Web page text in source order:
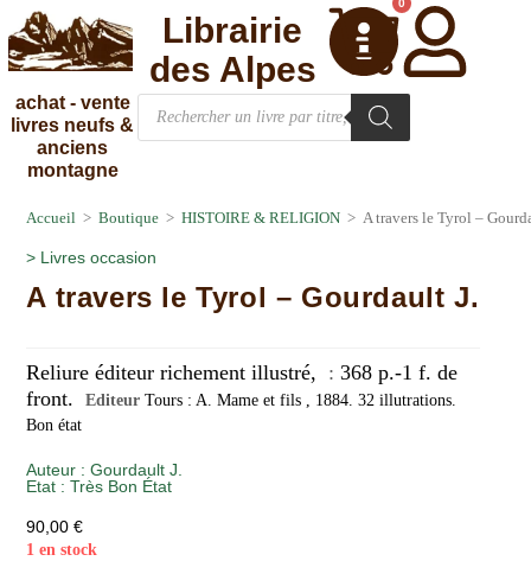
achat - vente
livres neufs &
anciens
montagne
0
Librairie
des Alpes
Accueil > Boutique > HISTOIRE & RELIGION > A travers le Tyrol –
> Livres occasion
A travers le Tyrol – Gourdault J.
Reliure éditeur richement illustré, : 368 p.-1 f. de
front.Editeur Tours : A. Mame et fils , 1884. 32 illutrations.
Bon état
Auteur :Gourdault J.
Etat :Très Bon État
90,00€
1 en stock